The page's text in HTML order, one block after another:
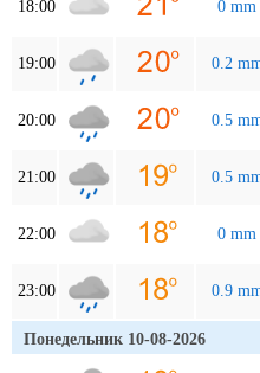
18:00 0 mm
19:00 0.2
20:00 0.5
21:00 0.5
22:00 0 mm
23:00 0.9
Понедельник 10-08-2026